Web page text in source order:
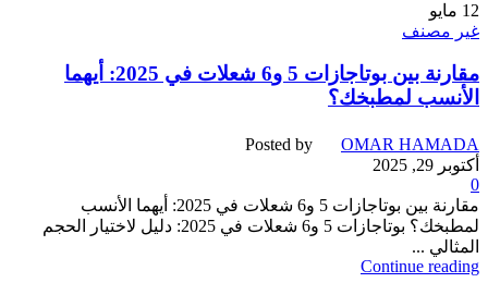
12 مايو
غير مصنف
مقارنة بين بوتاجازات 5 و6 شعلات في 2025: أيهما
الأنسب لمطبخك؟
Posted by
OMAR HAMADA
أكتوبر 29, 2025
0
مقارنة بين بوتاجازات 5 و6 شعلات في 2025: أيهما الأنسب
لمطبخك؟ بوتاجازات 5 و6 شعلات في 2025: دليل لاختيار الحجم
المثالي ...
Continue reading